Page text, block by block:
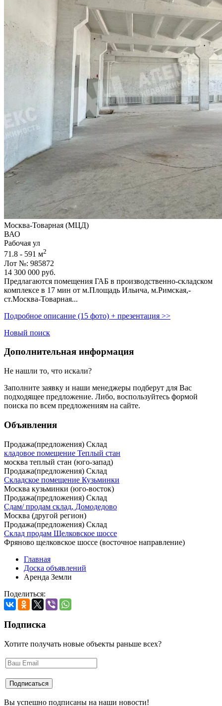
Москва-Товарная (МЦД)
ВАО
Рабочая ул
71.8 - 591 м2
Лот №: 985872
14 300 000 руб.
Предлагаются помещения ГАБ в производственно-складском
комплексе в 17 мин от м.Площадь Ильича,­ м.Римская,­
ст.Москва-Товарная...
Подробное описание (15 фото) + презентация >>
Новый поиск
Дополнительная информация
Не нашли то, что искали?
Заполните заявку и наши менеджеры подберут для Вас
подходящее предложение. Либо, воспользуйтесь формой
поиска по всем предложениям на сайте.
Объявления
Продажа(предложения) Склад
кладовое помещение Теплый стан
москва теплый стан (юго-запад)
Продажа(предложения) Склад
Складское помещение Кузьминки
Москва кузьминки (юго-восток)
Продажа(предложения) Склад
Сдам/ продам склад, Домодедово
Москва (другой регион)
Продажа(предложения) Склад
Склад продам Щелковское шоссе
Фряново щелковское шоссе (восточное направление)
Главная
Доска объявлений
Аренда Земли
Поделиться:
Подписка
Хотите получать новые объекты раньше всех?
Вы успешно подписаны на наши новости!